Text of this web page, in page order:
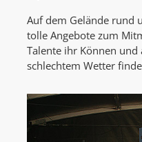
Auf dem Gelände rund
tolle Angebote zum
Talente ihr Können
schlechtem Wetter